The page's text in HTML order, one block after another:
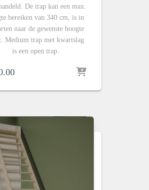
De trap kan een max.
bereiken van 340 cm, is in
naar de gewenste hoogte
Medium trap met kwartslag
is een open trap.